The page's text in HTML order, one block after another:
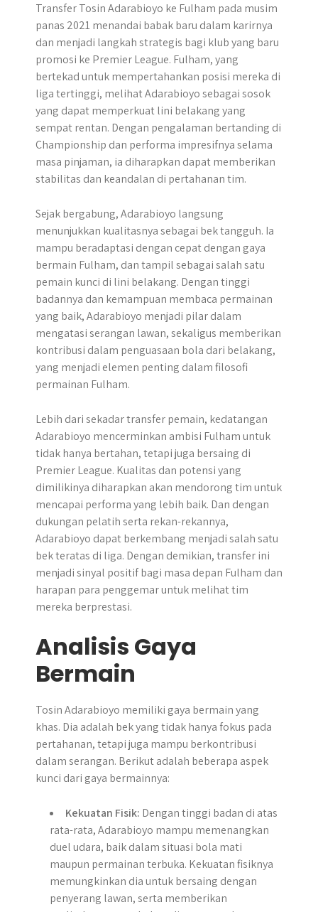
Transfer Tosin Adarabioyo ke Fulham pada musim
panas 2021 menandai babak baru dalam karirnya
dan menjadi langkah strategis bagi klub yang baru
promosi ke Premier League. Fulham, yang
bertekad untuk mempertahankan posisi mereka di
liga tertinggi, melihat Adarabioyo sebagai sosok
yang dapat memperkuat lini belakang yang
sempat rentan. Dengan pengalaman bertanding di
Championship dan performa impresifnya selama
masa pinjaman, ia diharapkan dapat memberikan
stabilitas dan keandalan di pertahanan tim.
Sejak bergabung, Adarabioyo langsung
menunjukkan kualitasnya sebagai bek tangguh. Ia
mampu beradaptasi dengan cepat dengan gaya
bermain Fulham, dan tampil sebagai salah satu
pemain kunci di lini belakang. Dengan tinggi
badannya dan kemampuan membaca permainan
yang baik, Adarabioyo menjadi pilar dalam
mengatasi serangan lawan, sekaligus memberikan
kontribusi dalam penguasaan bola dari belakang,
yang menjadi elemen penting dalam filosofi
permainan Fulham.
Lebih dari sekadar transfer pemain, kedatangan
Adarabioyo mencerminkan ambisi Fulham untuk
tidak hanya bertahan, tetapi juga bersaing di
Premier League. Kualitas dan potensi yang
dimilikinya diharapkan akan mendorong tim untuk
mencapai performa yang lebih baik. Dan dengan
dukungan pelatih serta rekan-rekannya,
Adarabioyo dapat berkembang menjadi salah satu
bek teratas di liga. Dengan demikian, transfer ini
menjadi sinyal positif bagi masa depan Fulham dan
harapan para penggemar untuk melihat tim
mereka berprestasi.
Analisis Gaya
Bermain
Tosin Adarabioyo memiliki gaya bermain yang
khas. Dia adalah bek yang tidak hanya fokus pada
pertahanan, tetapi juga mampu berkontribusi
dalam serangan. Berikut adalah beberapa aspek
kunci dari gaya bermainnya:
Kekuatan Fisik: Dengan tinggi badan di atas
rata-rata, Adarabioyo mampu memenangkan
duel udara, baik dalam situasi bola mati
maupun permainan terbuka. Kekuatan fisiknya
memungkinkan dia untuk bersaing dengan
penyerang lawan, serta memberikan